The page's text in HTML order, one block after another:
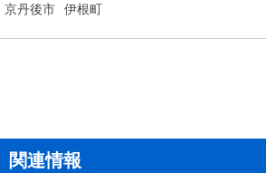
京丹後市 伊根町
関連情報